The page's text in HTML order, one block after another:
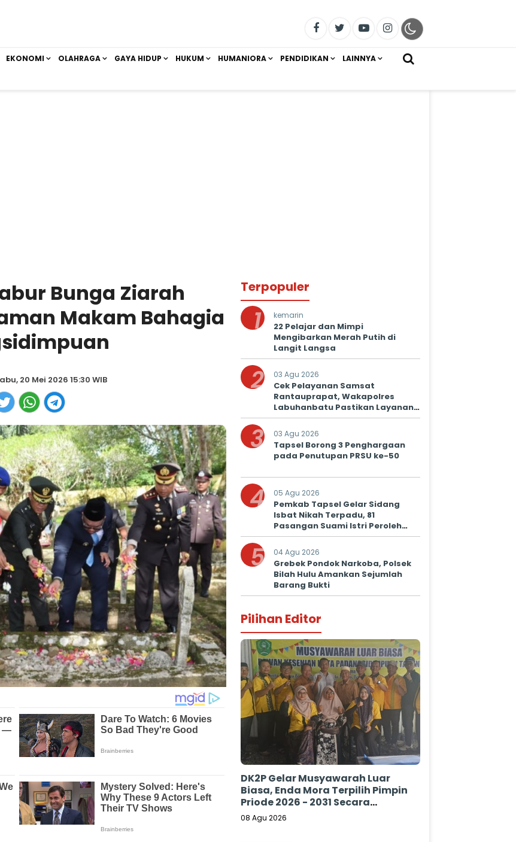
EKONOMI OLAHRAGA GAYA HIDUP HUKUM HUMANIORA PENDIDIKAN LAINNYA
Bunga Ziarah
Makam Bahagia
20 Mei 2026 15:30 WIB
Terpopuler
1 kemarin
22 Pelajar dan Mimpi
Mengibarkan Merah Putih di
Langit Langsa
2 03 Agu 2026
Cek Pelayanan Samsat
Rantauprapat, Wakapolres
Labuhanbatu Pastikan Layanan
Prima untuk Masyarakat
3 03 Agu 2026
Tapsel Borong 3 Penghargaan
pada Penutupan PRSU ke-50
4 05 Agu 2026
Pemkab Tapsel Gelar Sidang
Isbat Nikah Terpadu, 81
Pasangan Suami Istri Peroleh
Kepastian Hukum
5 04 Agu 2026
Grebek Pondok Narkoba, Polsek
Bilah Hulu Amankan Sejumlah
Barang Bukti
Pilihan Editor
DK2P Gelar Musyawarah Luar
Biasa, Enda Mora Terpilih Pimpin
Priode 2026 - 2031 Secara
Aklamasi
08 Agu 2026